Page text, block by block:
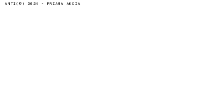
ANTI(©) 2024 - PRIAMA AKCIA